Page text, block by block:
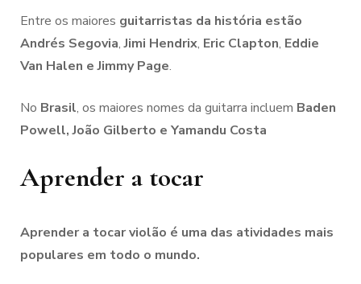
Entre os maiores guitarristas da história estão
Andrés Segovia,Jimi Hendrix, Eric Clapton, Eddie
Van Halen e Jimmy Page.
No Brasil, os maiores nomes da guitarra incluem Baden
Powell, João Gilberto e Yamandu Costa
Aprender a tocar
Aprender a tocar violão é uma das atividades mais
populares em todo o mundo.